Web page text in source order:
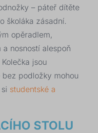
– páteř dítěte
školáka zásadní.
opěradlem,
nosností alespoň
jsou
podložky mohou
studentské a
STOLU